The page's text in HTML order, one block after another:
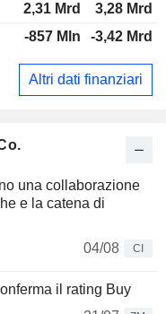
una collaborazione
e la catena di
04/08
CI
il rating Buy
2,31 Mrd
3,28 Mrd
-857 Mln -3,42 Mrd
Altri dati finanziari